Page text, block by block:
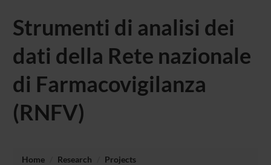
Strumenti di analisi dei
dati della Rete nazionale
di Farmacovigilanza
(RNFV)
Home Research
Projects